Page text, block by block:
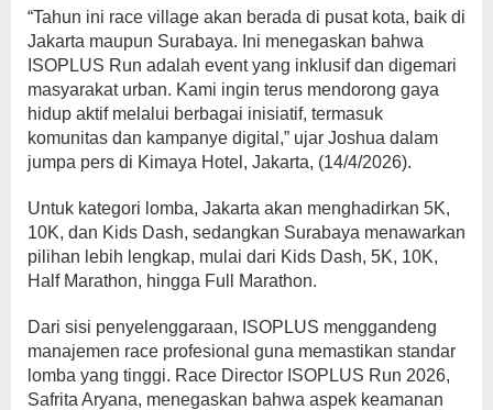
“Tahun ini race village akan berada di pusat kota, baik di
Jakarta maupun Surabaya. Ini menegaskan bahwa
ISOPLUS Run adalah event yang inklusif dan digemari
masyarakat urban. Kami ingin terus mendorong gaya
hidup aktif melalui berbagai inisiatif, termasuk
komunitas dan kampanye digital,” ujar Joshua dalam
jumpa pers di Kimaya Hotel, Jakarta, (14/4/2026).
Untuk kategori lomba, Jakarta akan menghadirkan 5K,
10K, dan Kids Dash, sedangkan Surabaya menawarkan
pilihan lebih lengkap, mulai dari Kids Dash, 5K, 10K,
Half Marathon, hingga Full Marathon.
Dari sisi penyelenggaraan, ISOPLUS menggandeng
manajemen race profesional guna memastikan standar
lomba yang tinggi. Race Director ISOPLUS Run 2026,
Safrita Aryana, menegaskan bahwa aspek keamanan